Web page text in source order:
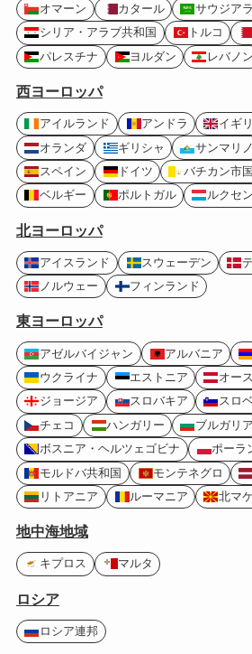
オマーン
カタール
サウジア
シリア・アラブ共和国
トルコ
パレスチナ
ヨルダン レバノン
西ヨーロッパ
アイルランド アンドラ イギ
オランダ
ギリシャ サンマリノ
スペイン
ドイツ バチカン市国
ベルギー
ポルトガル ルクセ
北ヨーロッパ
アイスランド スウェーデン
ノルウェー
フィンランド
東ヨーロッパ
アゼルバイジャン アルバニア
ウクライナ
エストニア オー
ジョージア
スロバキア スロ
チェコ
ハンガリー ブルガリア
ボスニア・ヘルツェゴビナ
ポーラ
モルドバ共和国
モンテネグロ
リトアニア
ルーマニア 北マ
地中海地域
キプロス マルタ
ロシア
ロシア連邦